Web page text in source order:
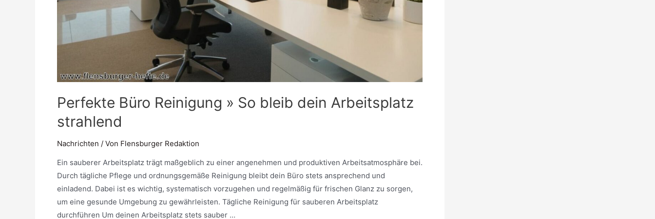
Perfekte Büro Reinigung » So bleib dein Arbeitsplatz
strahlend
Nachrichten / Von Flensburger Redaktion
Ein sauberer Arbeitsplatz trägt maßgeblich zu einer angenehmen und produktiven Arbeitsatmosphäre bei.
Durch tägliche Pflege und ordnungsgemäße Reinigung bleibt dein Büro stets ansprechend und
einladend. Dabei ist es wichtig, systematisch vorzugehen und regelmäßig für frischen Glanz zu sorgen,
um eine gesunde Umgebung zu gewährleisten. Tägliche Reinigung für sauberen Arbeitsplatz
durchführen Um deinen Arbeitsplatz stets sauber …